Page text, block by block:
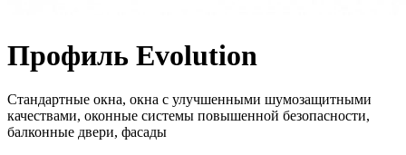
Профиль Evolution
Стандартные окна, окна с улучшенными шумозащитными
качествами, оконные системы повышенной безопасности,
балконные двери, фасады